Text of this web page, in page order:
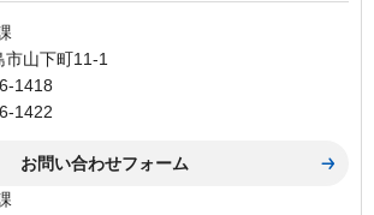
市山下町11-1
1418
1422